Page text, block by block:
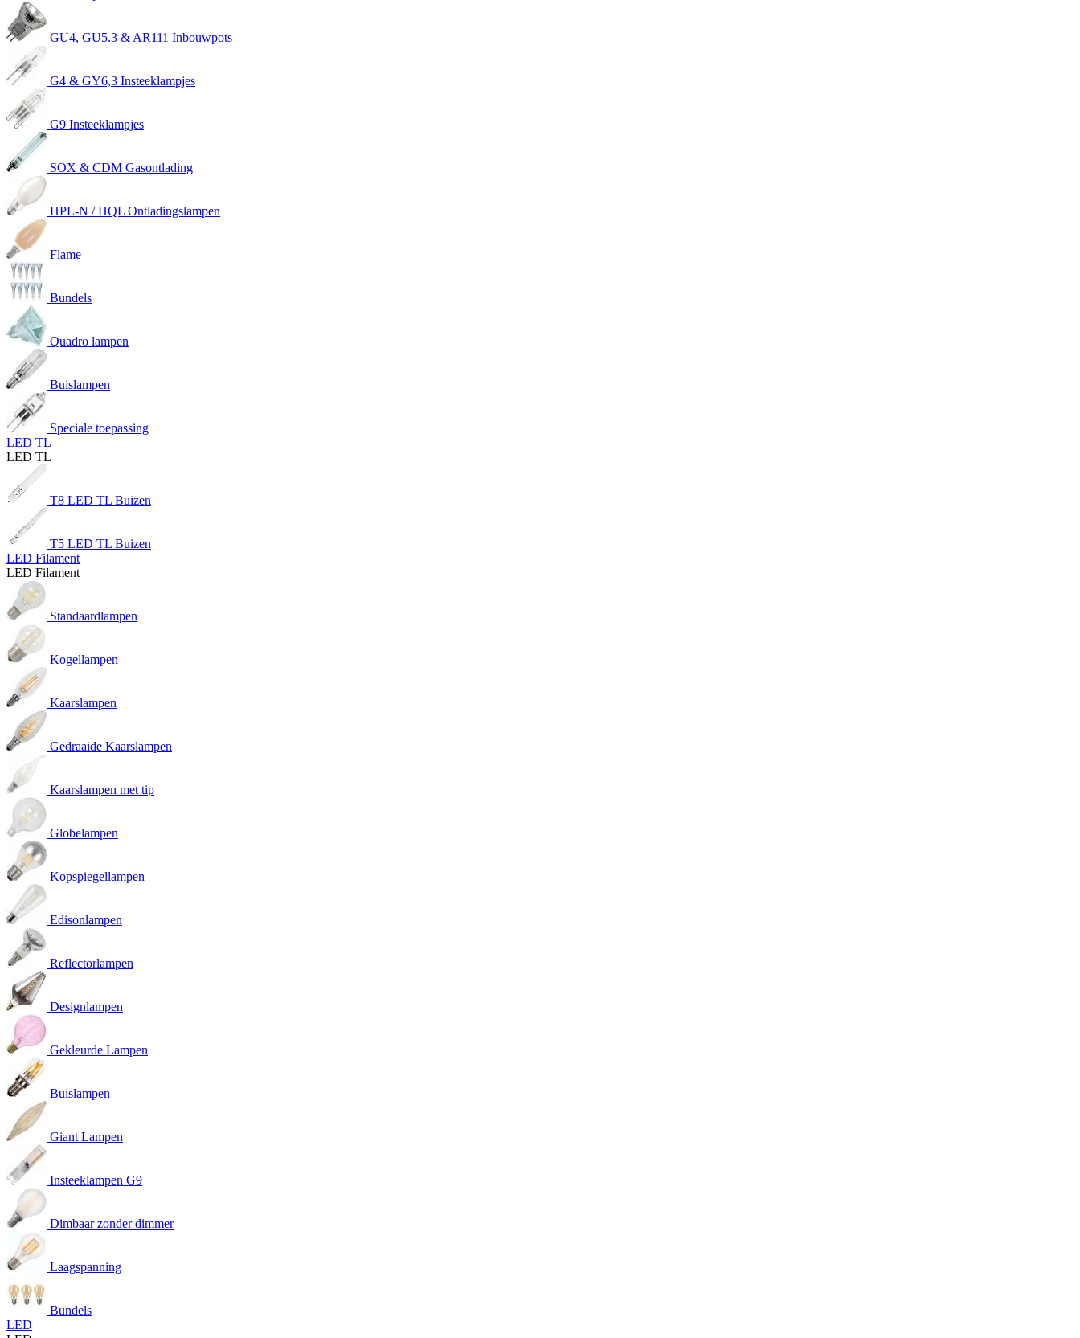
GU4, GU5.3 & AR111 Inbouwpots
G4 & GY6,3 Insteeklampjes
G9 Insteeklampjes
SOX & CDM Gasontlading
HPL-N / HQL Ontladingslampen
Flame
Bundels
Quadro lampen
Buislampen
Speciale toepassing
LED TL
LED TL
T8 LED TL Buizen
T5 LED TL Buizen
LED Filament
LED Filament
Standaardlampen
Kogellampen
Kaarslampen
Gedraaide Kaarslampen
Kaarslampen met tip
Globelampen
Kopspiegellampen
Edisonlampen
Reflectorlampen
Designlampen
Gekleurde Lampen
Buislampen
Giant Lampen
Insteeklampen G9
Dimbaar zonder dimmer
Laagspanning
Bundels
LED